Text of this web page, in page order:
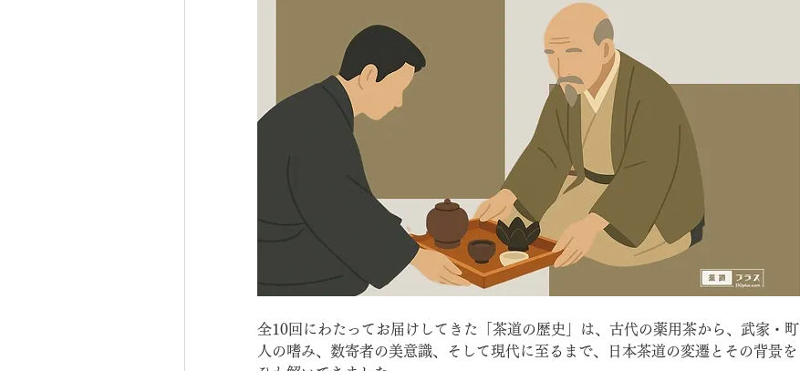
全10回にわたってお届けしてきた「茶道の歴史」は、古代の薬用茶から、武家・町
人の嗜み、数寄者の美意識、そして現代に至るまで、日本茶道の変遷とその背景を